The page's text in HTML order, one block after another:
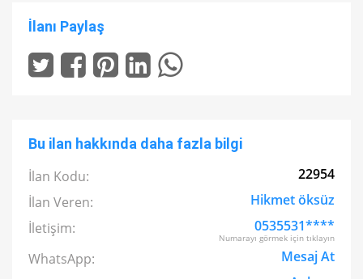
İlanı Paylaş
Bu ilan hakkında daha fazla bilgi
İlan Kodu:
22954
İlan Veren:
Hikmet öksüz
İletişim:
0535531****
Numarayı görmek için tıklayın
WhatsApp:
Mesaj At